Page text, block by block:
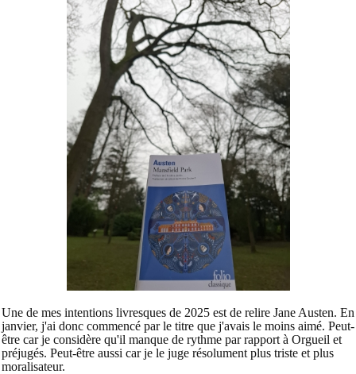
Une de mes intentions livresques de 2025 est de relire Jane Austen. En
janvier, j'ai donc commencé par le titre que j'avais le moins aimé. Peut-
être car je considère qu'il manque de rythme par rapport à Orgueil et
préjugés. Peut-être aussi car je le juge résolument plus triste et plus
moralisateur.